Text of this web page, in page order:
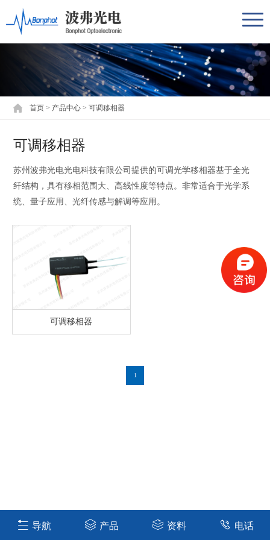
首页 > 产品中心 >可调移相器
可调移相器
苏州波弗光电光电科技有限公司提供的可调光学移相器基于全光
纤结构，具有移相范围大、高线性度等特点。非常适合于光学系
统、量子应用、光纤传感与解调等应用。
可调移相器
1
导航 产品 资料 电话